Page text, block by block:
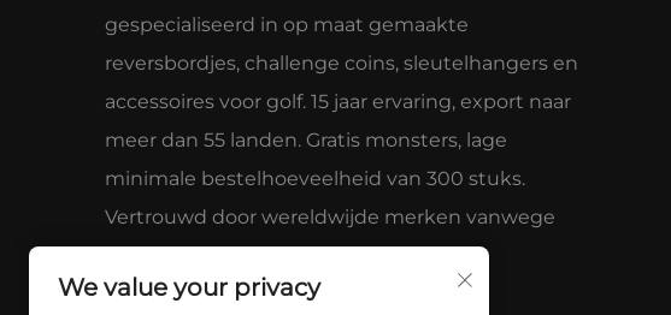
gespecialiseerd in op maat gemaakte
reversbordjes, challenge coins, sleutelhangers en
accessoires voor golf. 15 jaar ervaring, export naar
meer dan 55 landen. Gratis monsters, lage
minimale bestelhoeveelheid van 300 stuks.
Vertrouwd door wereldwijde merken vanwege
We value your privacy